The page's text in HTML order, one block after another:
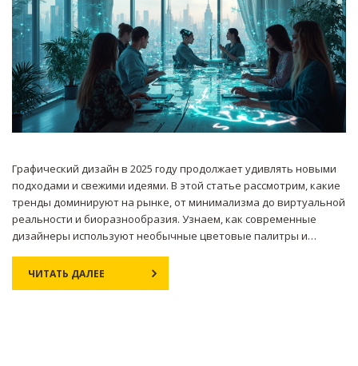
Графический дизайн в 2025 году продолжает удивлять новыми
подходами и свежими идеями. В этой статье рассмотрим, какие
тренды доминируют на рынке, от минимализма до виртуальной
реальности и биоразнообразия. Узнаем, как современные
дизайнеры используют необычные цветовые палитры и
впечатляющие визуальные эффекты. Также обсудим, как
ЧИТАТЬ ДАЛЕЕ